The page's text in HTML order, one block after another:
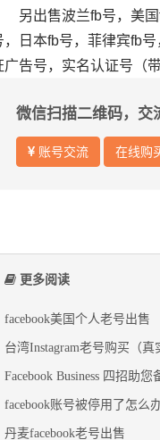
出售波兰fb号，美国
，日本fb号，菲律宾fb
广告号，实名认证号（
微信扫描二维码，交
账号交流 在线购
更多阅读
facebook美国个人老号出售
台湾Instagram老号购买（真
Facebook Business 四招助
facebook账号被停用了怎么
丹麦facebook老号出售